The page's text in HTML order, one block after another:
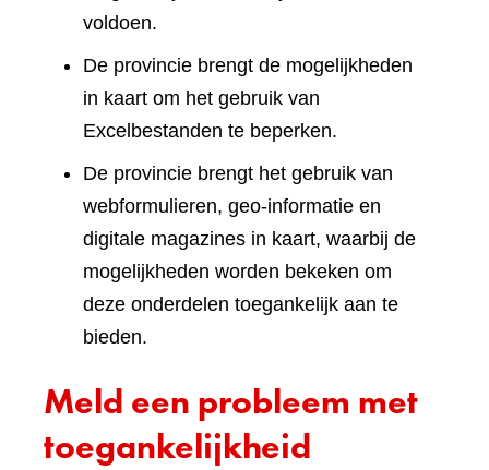
voldoen.
De provincie brengt de mogelijkheden
in kaart om het gebruik van
Excelbestanden te beperken.
De provincie brengt het gebruik van
webformulieren, geo-informatie en
digitale magazines in kaart, waarbij de
mogelijkheden worden bekeken om
deze onderdelen toegankelijk aan te
bieden.
Meld een probleem met
toegankelijkheid